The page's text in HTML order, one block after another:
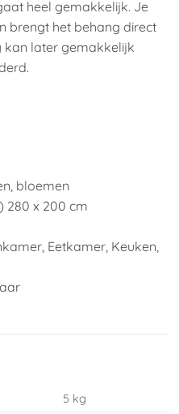
heel gemakkelijk. Je
brengt het behang direct
kan later gemakkelijk
bloemen
280 x 200 cm
Eetkamer, Keuken,
5 kg